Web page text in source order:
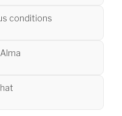
conditions